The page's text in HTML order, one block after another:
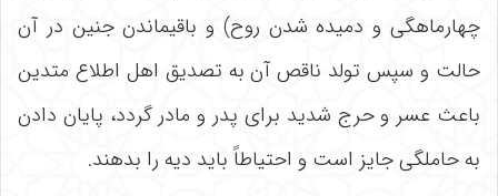
چهارماهگی و دمیده شدن روح) و باقیماندن جنین در آن
حالت و سپس تولد ناقص آن به تصدیق اهل اطلاع متدین
باعث عسر و حرج شدید برای پدر و مادر گردد، پایان دادن
به حاملگی جایز است و احتیاطاً باید دیه را بدهند.